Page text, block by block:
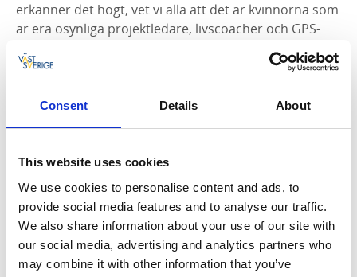
Consent Details About
This website uses cookies
We use cookies to personalise content and ads, to
provide social media features and to analyse our traffic.
We also share information about your use of our site with
our social media, advertising and analytics partners who
may combine it with other information that you’ve
erkänner det högt, vet vi alla att det är kvinnorna som
är era osynliga projektledare, livscoacher och GPS-
Förbered dig på en kväll fylld av skrattsalvor och
insikter. Det här är en show du inte vill missa!
succé med ”Den lyckliga pessimisten” och ”Mamma
matcha. En lång, kvick psykolog och en kort, listig
komiker – bägge med norrländsk humor och en
förmåga att träffa mitt i prick. En kväll med Jan och
Mattias bjuder på en värmande kombination av
gapskratt och aha-upplevelser som gör att du lämnar